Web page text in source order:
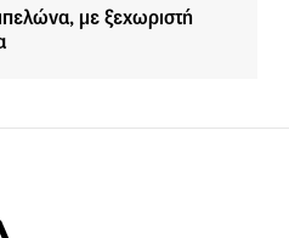
με ξεχωριστή